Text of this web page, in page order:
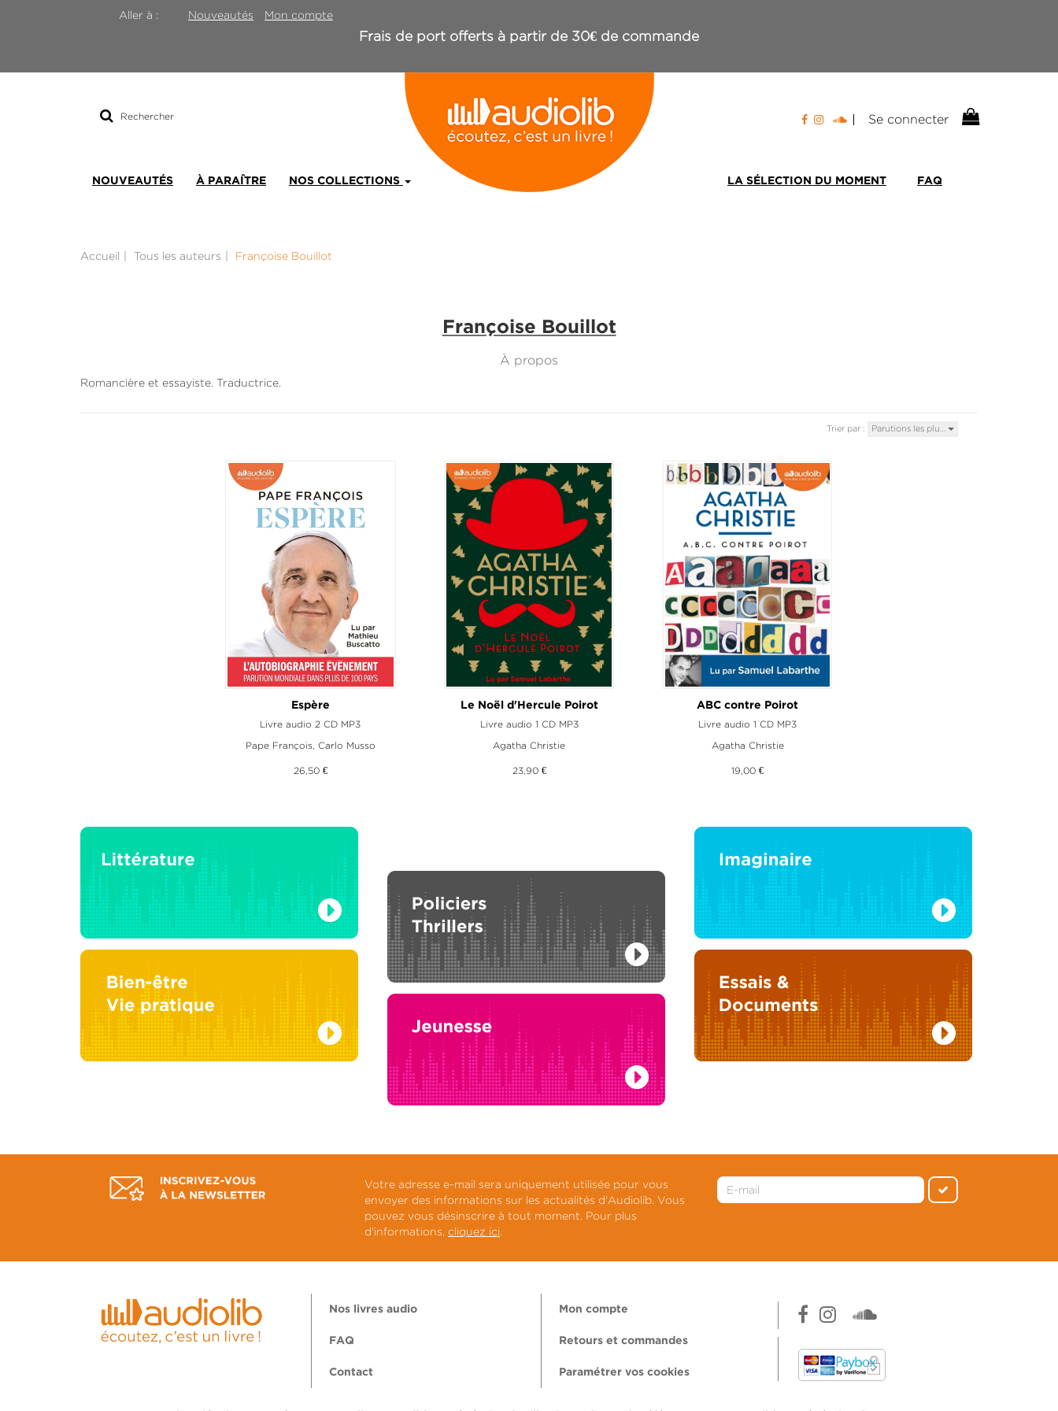
Aller à : Nouveautés Mon compte
Frais de port offerts à partir de 30€ de commande
Rechercher
Se connecter
NOUVEAUTÉS À PARAÎTRE NOS COLLECTIONS LA SÉLECTION DU MOMENT FAQ
Accueil Tous les auteurs Françoise Bouillot
Françoise Bouillot
À propos
Romancière et essayiste. Traductrice.
Trier par : Parutions les plu…
Espère
Livre audio 2 CD MP3
Pape François, Carlo Musso
26,50 €
Le Noël d'Hercule Poirot
Livre audio 1 CD MP3
Agatha Christie
23,90 €
ABC contre Poirot
Livre audio 1 CD MP3
Agatha Christie
19,00 €
Votre adresse e-mail sera uniquement utilisée pour vous
envoyer des informations sur les actualités d'Audiolib. Vous
pouvez vous désinscrire à tout moment. Pour plus
d'informations, cliquez ici.
Nos livres audio
FAQ
Contact
Mon compte
Retours et commandes
Paramétrer vos cookies